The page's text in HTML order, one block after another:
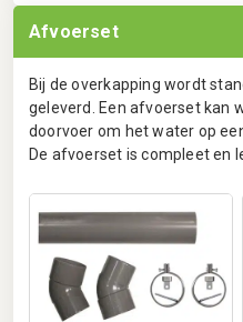
Afvoerset
Bij de overkapping wordt
geleverd. Een afvoerset kan
doorvoer om het water op
De afvoerset is compleet en